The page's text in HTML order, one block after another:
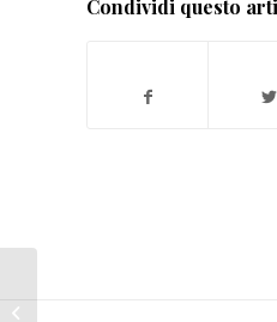
Condividi questo